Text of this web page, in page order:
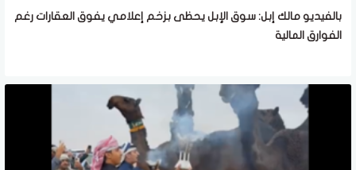
بالفيديو مالك إبل: سوق الإبل يحظى بزخم إعلامي يفوق العقارات رغم
الفوارق المالية